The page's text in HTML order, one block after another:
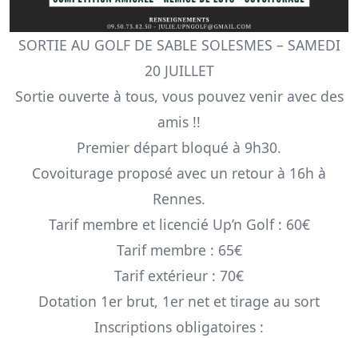
SORTIE AU GOLF DE SABLE SOLESMES – SAMEDI
20 JUILLET
Sortie ouverte à tous, vous pouvez venir avec des
amis !!
Premier départ bloqué à 9h30.
Covoiturage proposé avec un retour à 16h à
Rennes.
Tarif membre et licencié Up’n Golf : 60€
Tarif membre : 65€
Tarif extérieur : 70€
Dotation 1er brut, 1er net et tirage au sort
Inscriptions obligatoires :